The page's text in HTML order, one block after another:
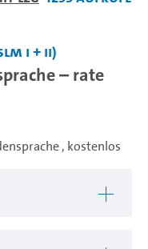
I + II)
– rate
, kostenlos